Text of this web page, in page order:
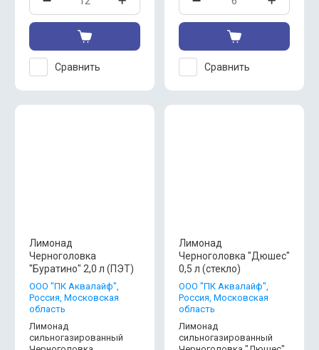
Сравнить Сравнить
Лимонад
Черноголовка
"Буратино" 2,0 л (ПЭТ)
OOO "ПК Аквалайф",
Россия, Московская
область
Лимонад
сильногазированный
Лимонад
Черноголовка "Дюшес"
0,5 л (стекло)
OOO "ПК Аквалайф",
Россия, Московская
область
Лимонад
сильногазированный